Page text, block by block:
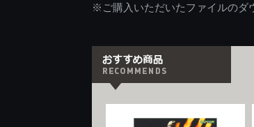
※ご購入いただいたファイルのダ